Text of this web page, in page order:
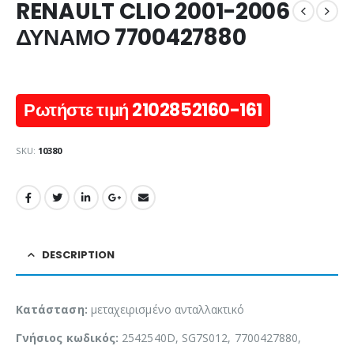
RENAULT CLIO 2001-2006
ΔΥΝΑΜΟ 7700427880
Ρωτήστε τιμή 2102852160-161
SKU: 10380
DESCRIPTION
Κατάσταση: μεταχειρισμένο ανταλλακτικό
Γνήσιος κωδικός: 2542540D, SG7S012, 7700427880,